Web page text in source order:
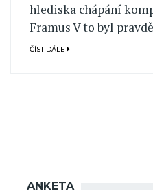
hlediska chápání
Framus V to byl
ČÍST DÁLE
ANKETA